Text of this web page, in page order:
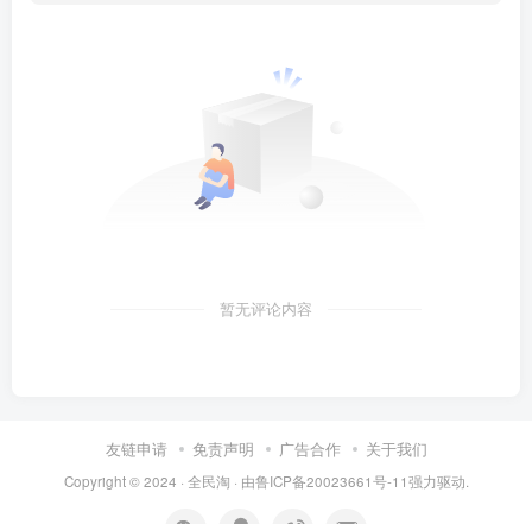
暂无评论内容
友链申请 免责声明 广告合作 关于我们
Copyright © 2024 · 全民淘 · 由鲁ICP备20023661号-11强力驱动.